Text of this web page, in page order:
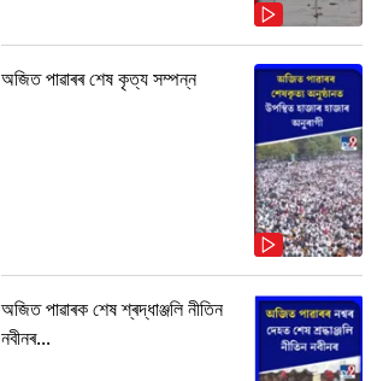
অজিত পাৱাৰৰ শেষ কৃত্য সম্পন্ন
অজিত পাৱাৰক শেষ শ্ৰদ্ধাঞ্জলি নীতিন
নবীনৰ...